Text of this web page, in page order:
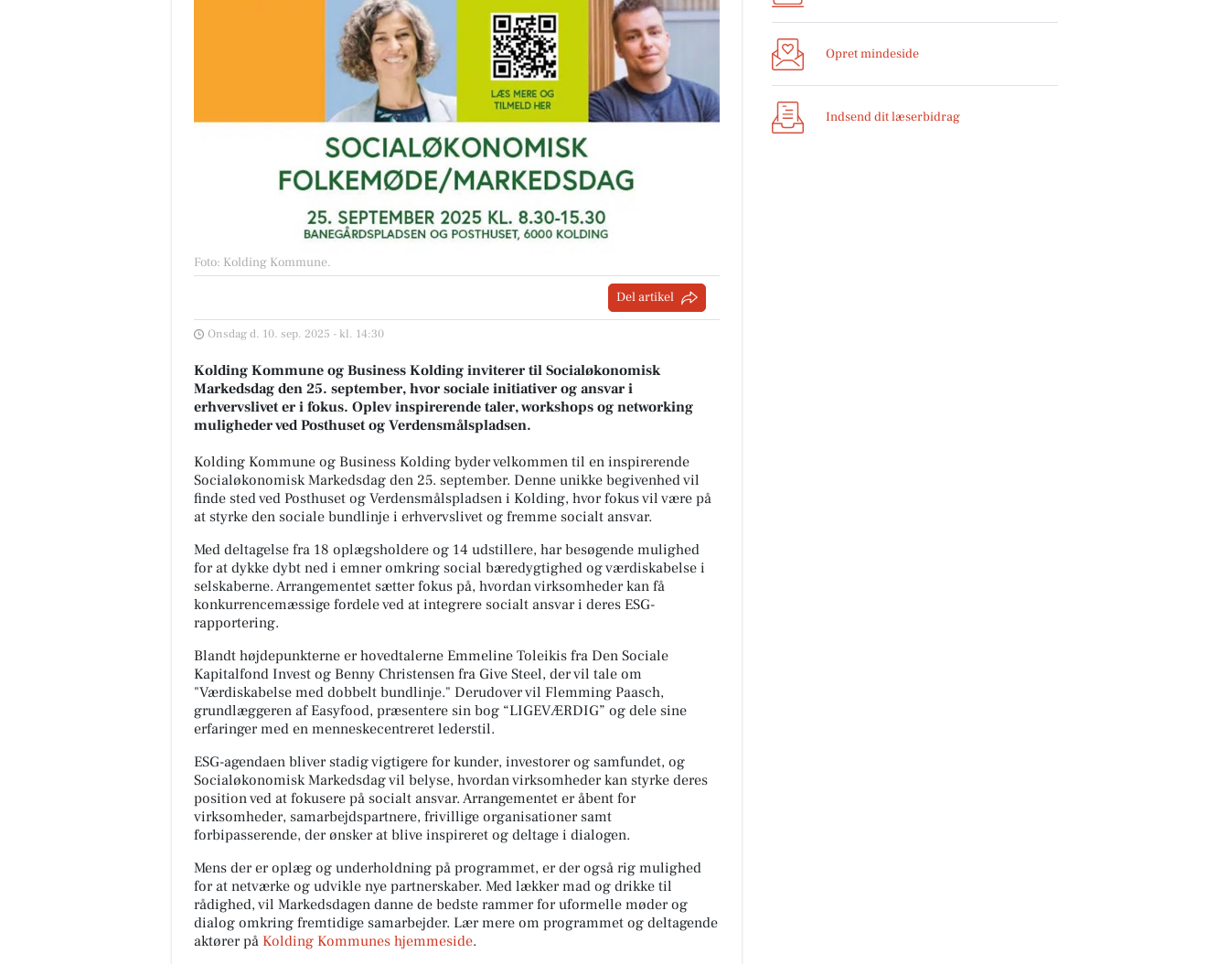
Foto: Kolding Kommune.
Del artikel
Onsdag d. 10. sep. 2025 - kl. 14:30
Kolding Kommune og Business Kolding inviterer til Socialøkonomisk
Markedsdag den 25. september, hvor sociale initiativer og ansvar i
erhvervslivet er i fokus. Oplev inspirerende taler, workshops og networking
muligheder ved Posthuset og Verdensmålspladsen.
Kolding Kommune og Business Kolding byder velkommen til en inspirerende
Socialøkonomisk Markedsdag den 25. september. Denne unikke begivenhed vil
finde sted ved Posthuset og Verdensmålspladsen i Kolding, hvor fokus vil være på
at styrke den sociale bundlinje i erhvervslivet og fremme socialt ansvar.
Med deltagelse fra 18 oplægsholdere og 14 udstillere, har besøgende mulighed
for at dykke dybt ned i emner omkring social bæredygtighed og værdiskabelse i
selskaberne. Arrangementet sætter fokus på, hvordan virksomheder kan få
konkurrencemæssige fordele ved at integrere socialt ansvar i deres ESG-
rapportering.
Blandt højdepunkterne er hovedtalerne Emmeline Toleikis fra Den Sociale
Kapitalfond Invest og Benny Christensen fra Give Steel, der vil tale om
"Værdiskabelse med dobbelt bundlinje." Derudover vil Flemming Paasch,
grundlæggeren af Easyfood, præsentere sin bog “LIGEVÆRDIG” og dele sine
erfaringer med en menneskecentreret lederstil.
ESG-agendaen bliver stadig vigtigere for kunder, investorer og samfundet, og
Socialøkonomisk Markedsdag vil belyse, hvordan virksomheder kan styrke deres
position ved at fokusere på socialt ansvar. Arrangementet er åbent for
virksomheder, samarbejdspartnere, frivillige organisationer samt
forbipasserende, der ønsker at blive inspireret og deltage i dialogen.
Mens der er oplæg og underholdning på programmet, er der også rig mulighed
for at netværke og udvikle nye partnerskaber. Med lækker mad og drikke til
rådighed, vil Markedsdagen danne de bedste rammer for uformelle møder og
dialog omkring fremtidige samarbejder. Lær mere om programmet og deltagende
aktører på Kolding Kommunes hjemmeside.
Opret mindeside
Indsend dit læserbidrag